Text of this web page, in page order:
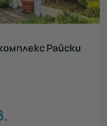
Райски